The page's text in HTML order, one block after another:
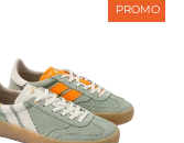
PROMO